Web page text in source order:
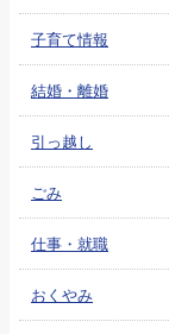
子育て情報
結婚・離婚
引っ越し
ごみ
仕事・就職
おくやみ